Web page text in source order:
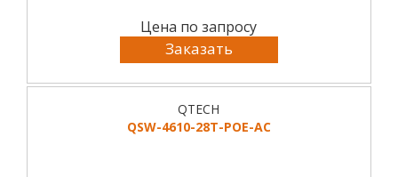
Цена по запросу
Заказать
QTECH
QSW-4610-28T-POE-AC